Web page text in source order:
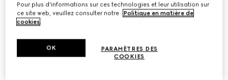
Pour plus d'informations sur ces technologies et leur utilisation sur
ce site web, veuillez consulter notre
Politique en matière de
cookies.
PARAMÈTRES DES
COOKIES
OK